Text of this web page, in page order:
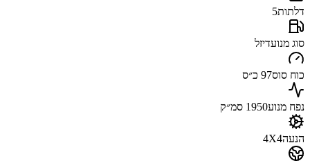
דלתות5
סוג מנועדיזל
כוח סוס97 כ״ס
נפח מנוע1950 סמ״ק
הנעה4X4